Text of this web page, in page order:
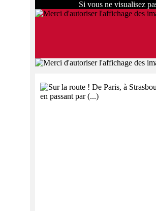
Si vous ne visualisez